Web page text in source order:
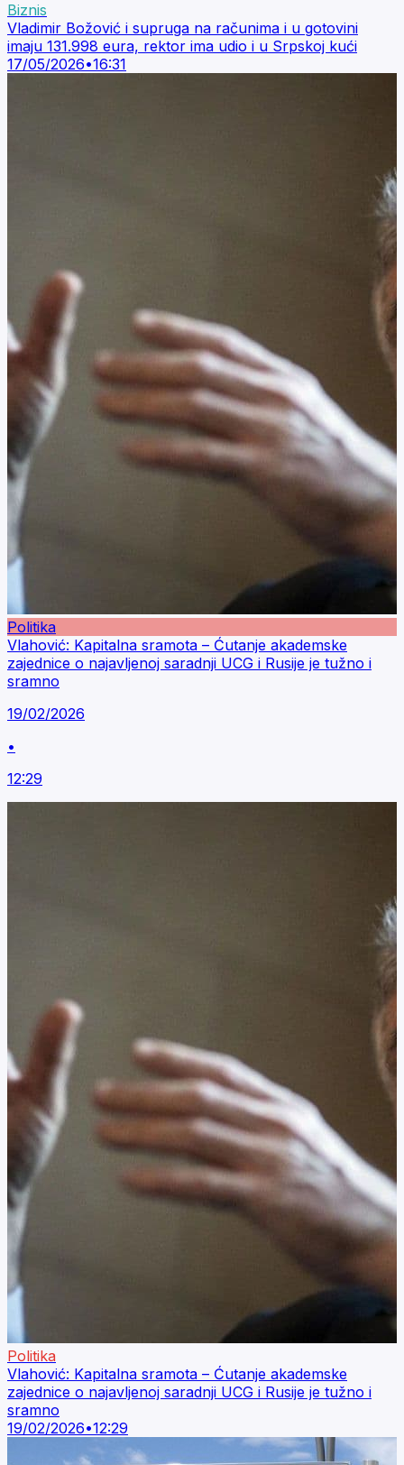
Biznis
Vladimir Božović i supruga na računima i u gotovini
imaju 131.998 eura, rektor ima udio i u Srpskoj kući
17/05/2026•16:31
Politika
Vlahović: Kapitalna sramota – Ćutanje akademske
zajednice o najavljenoj saradnji UCG i Rusije je tužno i
sramno
19/02/2026
•
12:29
Politika
Vlahović: Kapitalna sramota – Ćutanje akademske
zajednice o najavljenoj saradnji UCG i Rusije je tužno i
sramno
19/02/2026•12:29